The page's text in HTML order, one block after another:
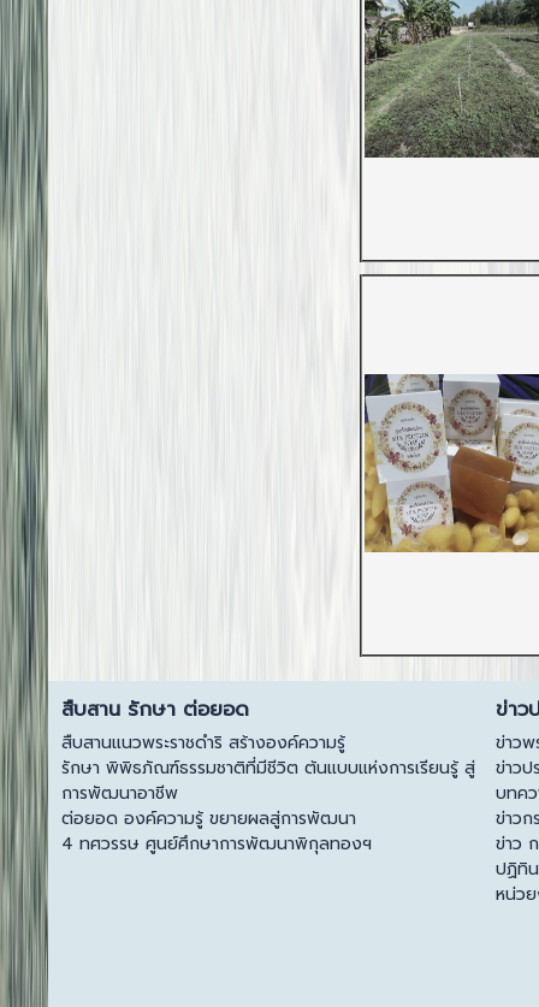
สืบสาน รักษา ต่อยอด
สืบสานแนวพระราชดำริ สร้างองค์ความรู้
รักษา พิพิธภัณฑ์ธรรมชาติที่มีชีวิต ต้นแบบแห่งการเรียนรู้ สู่
การพัฒนาอาชีพ
ต่อยอด องค์ความรู้ ขยายผลสู่การพัฒนา
4 ทศวรรษ ศูนย์ศึกษาการพัฒนาพิกุลทองฯ
ข่าว
ข่าว
ข่าวป
บทค
ข่าว
ข่าว
ปฏิทิ
หน่ว